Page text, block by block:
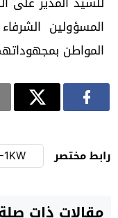
المسؤولين
المواطن
رابط مختصر
مقالات ذات